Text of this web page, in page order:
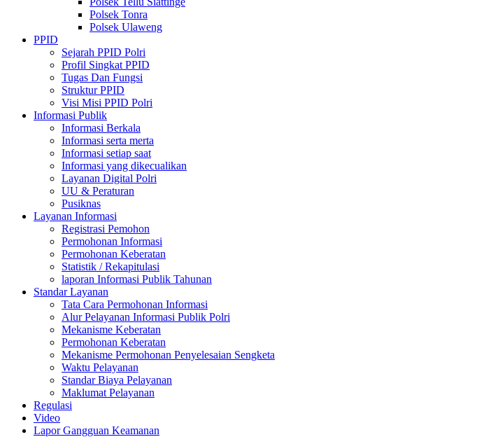
Polsek Tonra
Polsek Ulaweng
PPID
Sejarah PPID Polri
Profil Singkat PPID
Tugas Dan Fungsi
Struktur PPID
Visi Misi PPID Polri
Informasi Publik
Informasi Berkala
Informasi serta merta
Informasi setiap saat
Informasi yang dikecualikan
Layanan Digital Polri
UU & Peraturan
Pusiknas
Layanan Informasi
Registrasi Pemohon
Permohonan Informasi
Permohonan Keberatan
Statistik / Rekapitulasi
laporan Informasi Publik Tahunan
Standar Layanan
Tata Cara Permohonan Informasi
Alur Pelayanan Informasi Publik Polri
Mekanisme Keberatan
Permohonan Keberatan
Mekanisme Permohonan Penyelesaian Sengketa
Waktu Pelayanan
Standar Biaya Pelayanan
Maklumat Pelayanan
Regulasi
Video
Lapor Gangguan Keamanan